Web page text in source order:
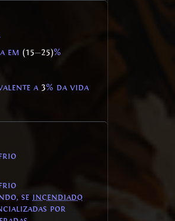
em (15—25)%
a 3% da vida
se incendiado
por